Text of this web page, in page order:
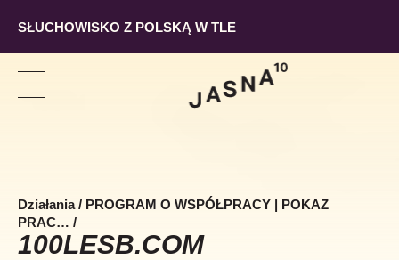
Działania/ PROGRAM O WSPÓŁPRACY | POKAZ
PRAC… /
100LESB.COM
SŁUCHOWISKO Z POLSKĄ W TLE